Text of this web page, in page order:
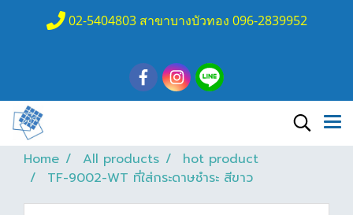
02-5404803 สาขาบางบัวทอง 096-2839952
Home All products
hot product
TF-9002-WT ที่ใส่กระดาษชำระ สีขาว